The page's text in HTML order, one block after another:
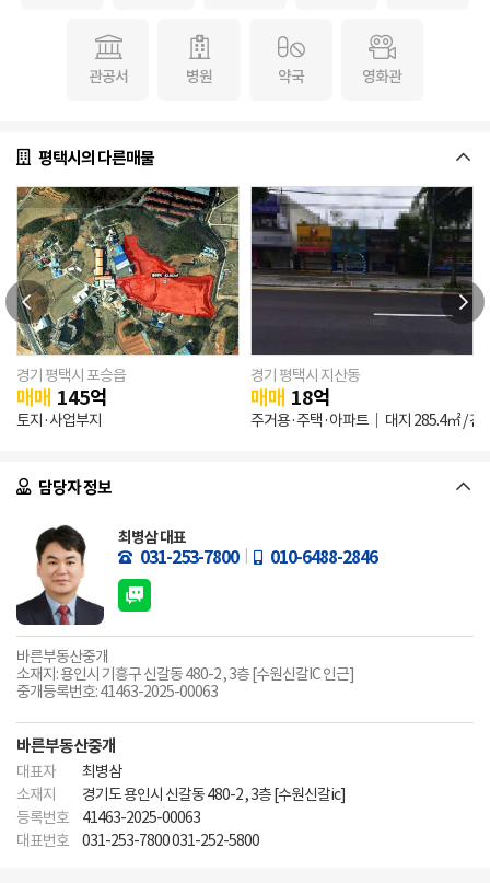
관공서 병원 약국 영화관
평택시의 다른매물
경기 평택시 포승읍
매매 145억
토지·사업부지
경기 평택시 지산동
매매 18억
주거용·주택·아파트 대지 285.4㎡/ 건
담당자 정보
최병삼 대표
031-253-7800 010-6488-2846
바른부동산중개
소재지: 용인시 기흥구 신갈동 480-2 , 3층 [수원신갈IC 인근]
중개등록번호: 41463-2025-00063
바른부동산중개
대표자
최병삼
소재지
경기도 용인시 신갈동 480-2 , 3층 [수원신갈ic]
등록번호
41463-2025-00063
대표번호
031-253-7800 031-252-5800